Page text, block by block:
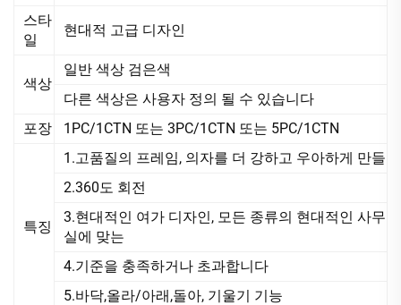
스타
일
현대적 고급 디자인
색상
일반 색상 검은색
다른 색상은 사용자 정의 될 수 있습니다
포장
1PC/1CTN 또는 3PC/1CTN 또는 5PC/1CTN
특징
1.고품질의 프레임, 의자를 더 강하고 우아하게 만들
2.360도 회전
3.현대적인 여가 디자인, 모든 종류의 현대적인 사무
실에 맞는
4.기준을 충족하거나 초과합니다
5.바닥,올라/아래,돌아, 기울기 기능